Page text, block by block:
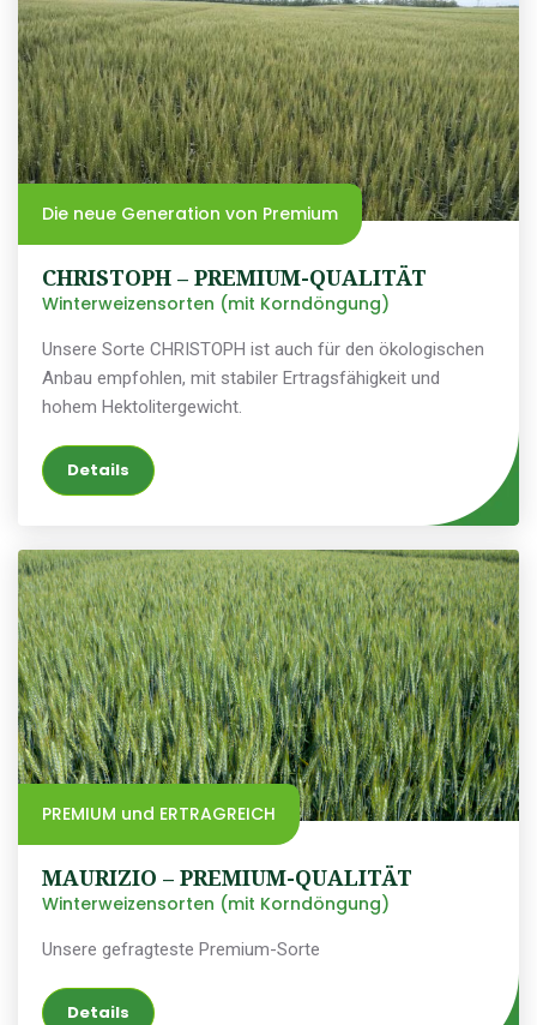
Die neue Generation von Premium
CHRISTOPH – PREMIUM-QUALITÄT
Winterweizensorten (mit Korndöngung)
Unsere Sorte CHRISTOPH ist auch für den ökologischen
Anbau empfohlen, mit stabiler Ertragsfähigkeit und
hohem Hektolitergewicht.
Details
PREMIUM und ERTRAGREICH
MAURIZIO – PREMIUM-QUALITÄT
Winterweizensorten (mit Korndöngung)
Unsere gefragteste Premium-Sorte
Details